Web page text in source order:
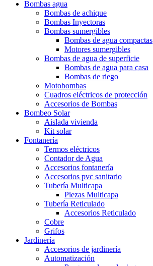
Bombas agua
Bombas de achique
Bombas Inyectoras
Bombas sumergibles
Bombas de agua compactas
Motores sumergibles
Bombas de agua de superficie
Bombas de agua para casa
Bombas de riego
Motobombas
Cuadros eléctricos de protección
Accesorios de Bombas
Bombeo Solar
Aislada vivienda
Kit solar
Fontanería
Termos eléctricos
Contador de Agua
Accesorios fontanería
Accesorios pvc sanitario
Tubería Multicapa
Piezas Multicapa
Tubería Reticulado
Accesorios Reticulado
Cobre
Grifos
Jardinería
Accesorios de jardinería
Automatización